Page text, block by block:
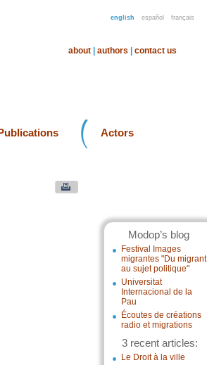
english español français
about authors contact us
Actors
Modop’s blog
Festival Images
migrantes "Du migrant
au sujet politique"
Universitat
Internacional de la
Pau
Écoutes de créations
radio et migrations
3 recent articles:
Le Droit à la ville